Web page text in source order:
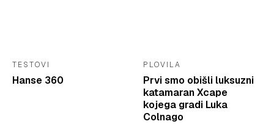
TESTOVI
Hanse 360
PLOVILA
Prvi smo obišli luksuzni
katamaran Xcape
kojega gradi Luka
Colnago